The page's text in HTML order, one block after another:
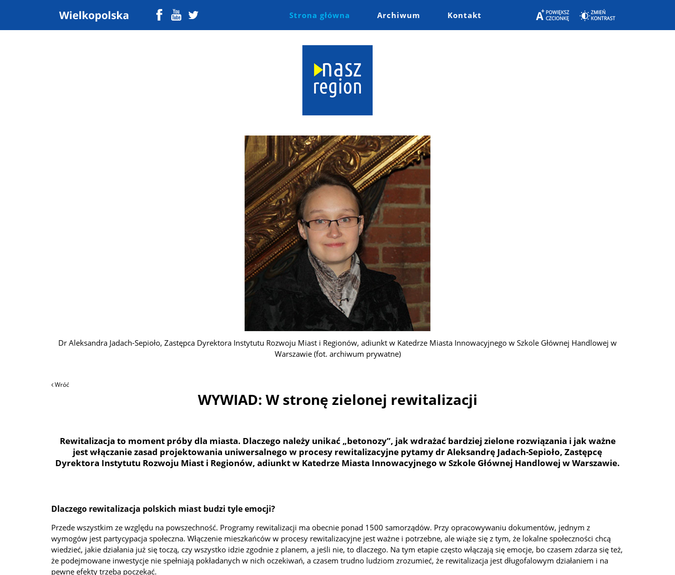
Strona główna Archiwum Kontakt
Dr Aleksandra Jadach-Sepioło, Zastępca Dyrektora Instytutu Rozwoju Miast i Regionów, adiunkt w Katedrze Miasta Innowacyjnego w Szkole Głównej Handlowej w
Warszawie (fot. archiwum prywatne)
Wróć
WYWIAD: W stronę zielonej rewitalizacji
Rewitalizacja to moment próby dla miasta. Dlaczego należy unikać „betonozy”, jak wdrażać bardziej zielone rozwiązania i jak ważne
jest włączanie zasad projektowania uniwersalnego w procesy rewitalizacyjne pytamy dr Aleksandrę Jadach-Sepioło, Zastępcę
Dyrektora Instytutu Rozwoju Miast i Regionów, adiunkt w Katedrze Miasta Innowacyjnego w Szkole Głównej Handlowej w Warszawie.
Dlaczego rewitalizacja polskich miast budzi tyle emocji?
Przede wszystkim ze względu na powszechność. Programy rewitalizacji ma obecnie ponad 1500 samorządów. Przy opracowywaniu dokumentów, jednym z
wymogów jest partycypacja społeczna. Włączenie mieszkańców w procesy rewitalizacyjne jest ważne i potrzebne, ale wiąże się z tym, że lokalne społeczności chcą
wiedzieć, jakie działania już się toczą, czy wszystko idzie zgodnie z planem, a jeśli nie, to dlaczego. Na tym etapie często włączają się emocje, bo czasem zdarza się też,
że podejmowane inwestycje nie spełniają pokładanych w nich oczekiwań, a czasem trudno ludziom zrozumieć, że rewitalizacja jest długofalowym działaniem i na
pewne efekty trzeba poczekać.